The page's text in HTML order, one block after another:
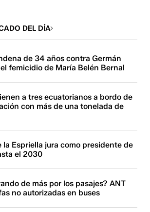
DEL DÍA
de 34 años contra Germán
femicidio de María Belén Bernal
a tres ecuatorianos a bordo de
con más de una tonelada de
la Espriella jura como presidente de
el 2030
de más por los pasajes? ANT
no autorizadas en buses